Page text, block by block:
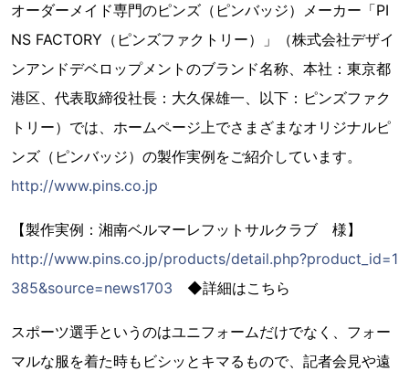
オーダーメイド専門のピンズ（ピンバッジ）メーカー「PI
NS FACTORY（ピンズファクトリー）」（株式会社デザイ
ンアンドデベロップメントのブランド名称、本社：東京都
港区、代表取締役社長：大久保雄一、以下：ピンズファク
トリー）では、ホームページ上でさまざまなオリジナルピ
ンズ（ピンバッジ）の製作実例をご紹介しています。
http://www.pins.co.jp
【製作実例：湘南ベルマーレフットサルクラブ 様】
http://www.pins.co.jp/products/detail.php?product_id=1
385&source=news1703 ◆詳細はこちら
スポーツ選手というのはユニフォームだけでなく、フォー
マルな服を着た時もビシッとキマるもので、記者会見や遠